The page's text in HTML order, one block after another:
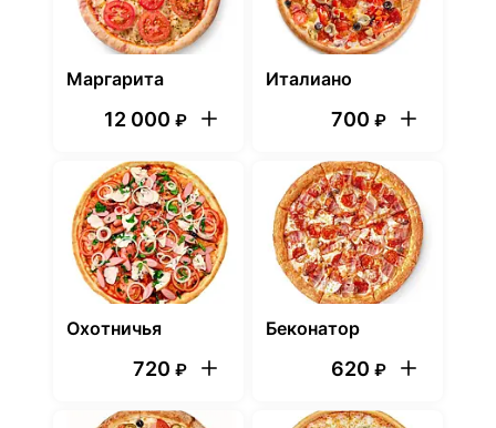
Маргарита
12 000 ₽
Италиано
700 ₽
Охотничья
720 ₽
Беконатор
620 ₽